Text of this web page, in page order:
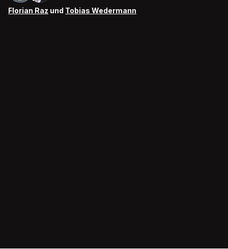
Florian Raz und Tobias Wedermann